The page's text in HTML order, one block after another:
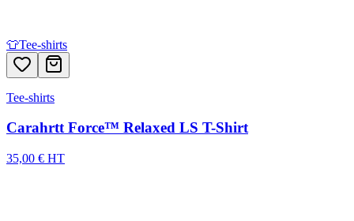
👕Tee-shirts
Tee-shirts
Carahrtt Force™ Relaxed LS T-Shirt
35,00 € HT